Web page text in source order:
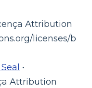
Attribution
licenses/b
•
Attribution